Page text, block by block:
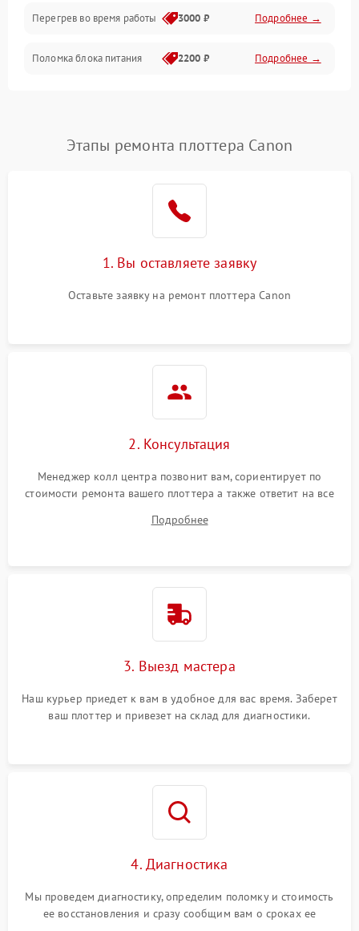
Корпус/Герметичность
Интерфейсы
Перегрев во время работы 3000 ₽ Подробнее →
Поломка блока питания 2200 ₽ Подробнее →
Этапы ремонта плоттера Canon
1. Вы оставляете заявку
Оставьте заявку на ремонт плоттера Canon
2. Консультация
Менеджер колл центра позвонит вам, сориентирует по
стоимости ремонта вашего плоттера а также ответит на все
Подробнее
3. Выезд мастера
Наш курьер приедет к вам в удобное для вас время. Заберет
ваш плоттер и привезет на склад для диагностики.
4. Диагностика
Мы проведем диагностику, определим поломку и стоимость
ее восстановления и сразу сообщим вам о сроках ее